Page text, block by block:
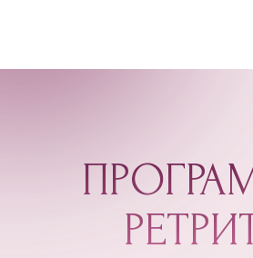
УЧАСТНИЦ В ЧАТЕ
11 ОКТЯБРЯ СОСТОИТСЯ LIVE -
ПРЯМОЙ ЭФИР С КАТРИН КАШУРТ
В РЕЖИМЕ РЕАЛЬНОГО ВРЕМЕНИ
НА СВОИ ВОПРОСЫ